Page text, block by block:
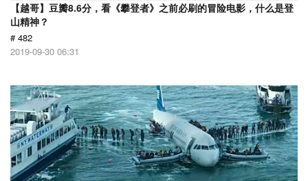
【越哥】豆瓣8.6分，看《攀登者》之前必刷的冒险电影，什么是登
山精神？
# 482
2019-09-30 06:31